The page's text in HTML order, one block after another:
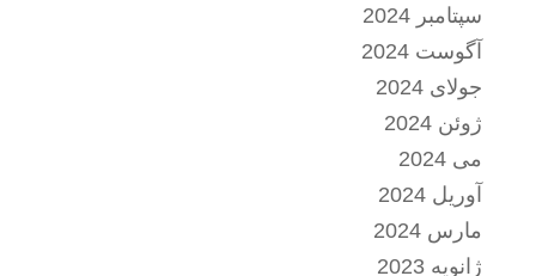
سپتامبر 2024
آگوست 2024
جولای 2024
ژوئن 2024
می 2024
آوریل 2024
مارس 2024
ژانویه 2023